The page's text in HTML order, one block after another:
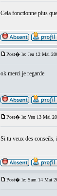
Cela fonctionne plus
Post� le: Jeu 12 Mai
ok merci je regarde
Post� le: Ven 13 Mai
Si tu veux des conseils,
Post� le: Sam 14 Mai